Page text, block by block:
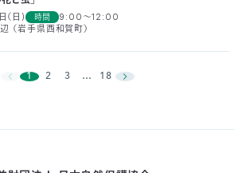
（日) 時間 9:00～12:00
（岩手県西和賀町）
1 2 3 … 18